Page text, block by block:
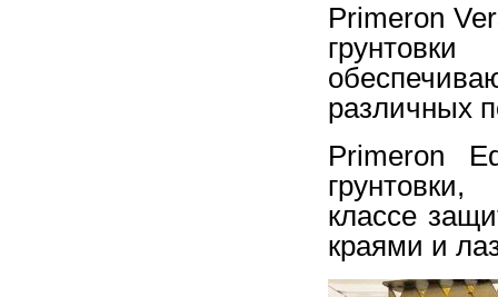
Primeron
различных
Primeron
классе
краями и